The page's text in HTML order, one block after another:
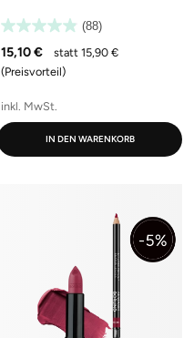
(88)
15,10 €
statt 15,90 €
(Preisvorteil)
inkl. MwSt.
IN DEN WARENKORB